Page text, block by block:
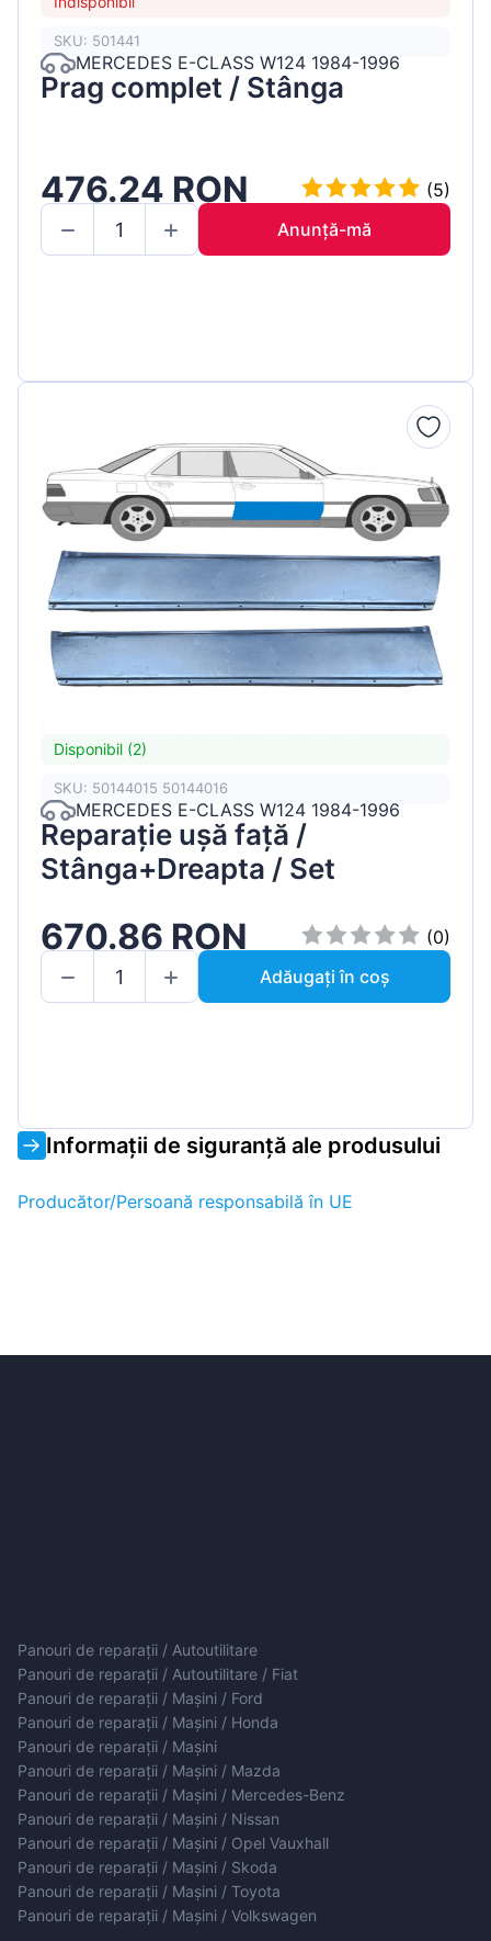
SKU: 501441
MERCEDES E-CLASS W124 1984-1996
Prag complet / Stânga
476.24 RON
(5)
Anunță-mă
Disponibil (2)
SKU: 50144015 50144016
MERCEDES E-CLASS W124 1984-1996
Reparație ușă față /
Stânga+Dreapta / Set
670.86 RON
(0)
Adăugați în coș
Informații de siguranță ale produsului
Producător/Persoană responsabilă în UE
Panouri de reparații / Autoutilitare
Panouri de reparații / Autoutilitare / Fiat
Panouri de reparații / Mașini / Ford
Panouri de reparații / Mașini / Honda
Panouri de reparații / Mașini
Panouri de reparații / Mașini / Mazda
Panouri de reparații / Mașini / Mercedes-Benz
Panouri de reparații / Mașini / Nissan
Panouri de reparații / Mașini / Opel Vauxhall
Panouri de reparații / Mașini / Skoda
Panouri de reparații / Mașini / Toyota
Panouri de reparații / Mașini / Volkswagen